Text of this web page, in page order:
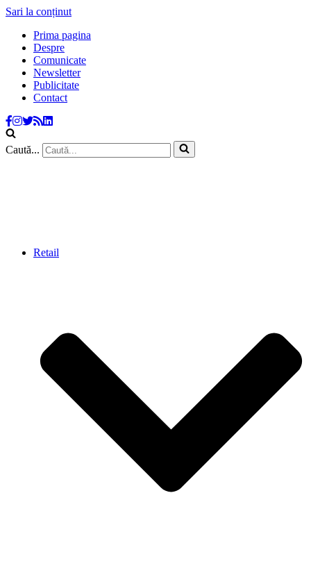
Sari la conținut
Prima pagina
Despre
Comunicate
Newsletter
Publicitate
Contact
Caută...
Retail